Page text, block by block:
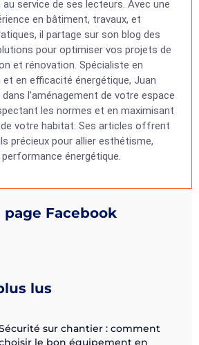
Facebook
lus
sur chantier : comment
le bon équipement en
service de ses lecteurs. Avec une
en bâtiment, travaux, et
il partage sur son blog des
pour optimiser vos projets de
et rénovation. Spécialiste en
en efficacité énergétique, Juan
l’aménagement de votre espace
les normes et en maximisant
de votre habitat. Ses articles offrent
précieux pour allier esthétisme,
énergétique.